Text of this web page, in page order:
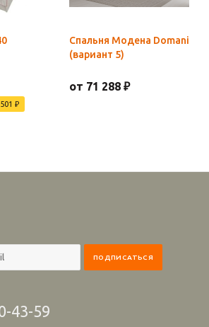
₽
Спальня Модена Domani
(вариант 5)
от 71 288 ₽
43-59